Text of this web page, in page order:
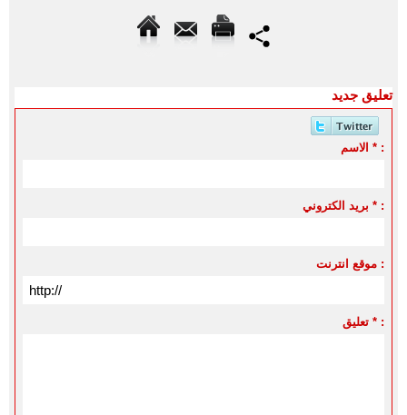
تعليق جديد
الاسم * :
بريد الكتروني * :
موقع انترنت :
تعليق * :